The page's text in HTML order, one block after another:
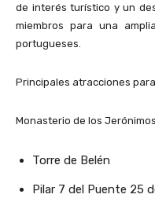
de interés turístico y un
miembros para una
portugueses.
Principales atracciones
Monasterio de los Jerónimos
Torre de Belén
Pilar 7 del Puente 25